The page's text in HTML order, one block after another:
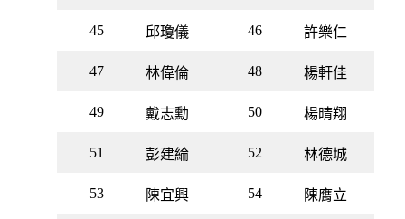
45 邱瓊儀 46 許樂仁
47 林偉倫 48 楊軒佳
49 戴志勳 50 楊晴翔
51 彭建綸 52 林德城
53 陳宜興 54 陳膺立